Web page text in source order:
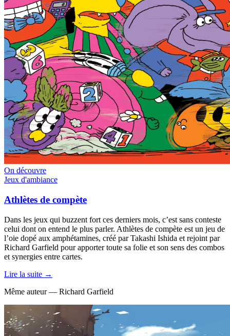
On découvre
Jeux d'ambiance
Athlètes de compète
Dans les jeux qui buzzent fort ces derniers mois, c’est sans conteste
celui dont on entend le plus parler. Athlètes de compète est un jeu de
l’oie dopé aux amphétamines, créé par Takashi Ishida et rejoint par
Richard Garfield pour apporter toute sa folie et son sens des combos
et synergies entre cartes.
Lire la suite →
Même auteur — Richard Garfield